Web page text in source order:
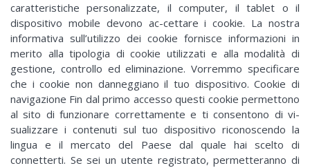
caratteristiche personalizzate, il computer, il tablet o il
dispositivo mobile devono ac-cettare i cookie. La nostra
informativa sull’utilizzo dei cookie fornisce informazioni in
merito alla tipologia di cookie utilizzati e alla modalità di
gestione, controllo ed eliminazione. Vorremmo specificare
che i cookie non danneggiano il tuo dispositivo. Cookie di
navigazione Fin dal primo accesso questi cookie permettono
al sito di funzionare correttamente e ti consentono di vi-
sualizzare i contenuti sul tuo dispositivo riconoscendo la
lingua e il mercato del Paese dal quale hai scelto di
connetterti. Se sei un utente registrato, permetteranno di